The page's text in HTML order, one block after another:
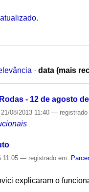
· data (mais
- 12 de agosto
21/08/2013 11:40— registrado
11:05— registrado em:
explicaram o